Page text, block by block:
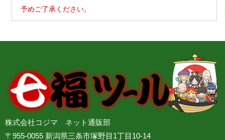
予めご了承ください。
株式会社コジマ ネット通販部
〒955-0055 新潟県三条市塚野目1丁目10-14